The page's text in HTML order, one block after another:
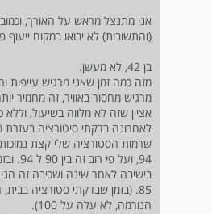
אני מתנצל מראש על האורך,
(והתשובות) לא יבואו במקום ייעוף
בן 42, לא מעשן.
מזה כמה זמן שאני מרגיש עייפות
מרגיש מחסור באוויר, זה מחמיר
אציין שזה לא מלווה בשיעול,
לאחרונה בדקתי סיטורציה
שרמות הסטורציה שלי קצת
94, ועל פי
בישיבה לאחר שינה ושכיבה זה
85. (בזמן שבדקתי סטורציה
הנורמה, לא עלה על 100).